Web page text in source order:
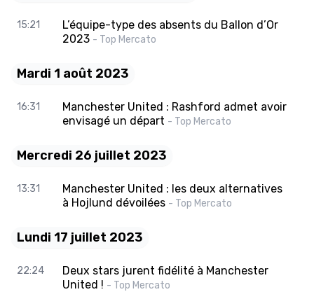
15:21
L’équipe-type des absents du Ballon d’Or
2023 - Top Mercato
Mardi 1 août 2023
16:31
Manchester United : Rashford admet avoir
envisagé un départ - Top Mercato
Mercredi 26 juillet 2023
13:31
Manchester United : les deux alternatives
à Hojlund dévoilées - Top Mercato
Lundi 17 juillet 2023
22:24
Deux stars jurent fidélité à Manchester
United ! - Top Mercato